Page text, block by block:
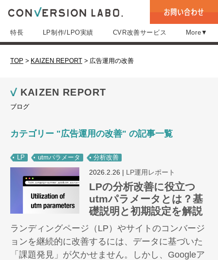
特長 LP制作/LPO実績 CVR改善サービス More▼
TOP > KAIZEN REPORT > 広告運用の改善
KAIZEN REPORT
ブログ
カテゴリー "広告運用の改善" の記事一覧
LP utmパラメータ 分析改善
2026.2.26 | LP運用レポート
LPの分析改善に役立つ
utmパラメータとは？基
礎説明と初期設定を解説
ランディングページ（LP）やサイトのコンバージ
ョンを継続的に改善するには、データに基づいた
「課題発見」が欠かせません。しかし、Googleア